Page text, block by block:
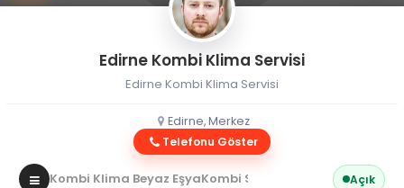
Edirne Kombi Klima Servisi
Edirne Kombi Klima Servisi
Edirne, Merkez
Telefonu Göster
Kombi Klima Beyaz EşyaKombi Servisi Açık